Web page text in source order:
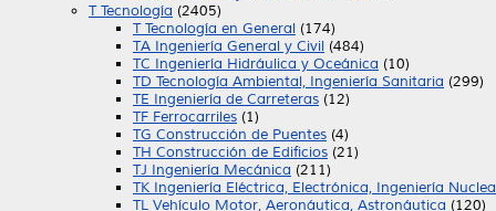
T Tecnología (2405)
T Tecnología en General (174)
TA Ingeniería General y Civil (484)
TC Ingeniería Hidráulica y Oceánica (10)
TD Tecnología Ambiental, Ingeniería Sanitaria (299)
TE Ingeniería de Carreteras (12)
TF Ferrocarriles (1)
TG Construcción de Puentes (4)
TH Construcción de Edificios (21)
TJ Ingeniería Mecánica (211)
TK Ingeniería Eléctrica, Electrónica, Ingeniería
TL Vehículo Motor, Aeronáutica, Astronáutica (120)